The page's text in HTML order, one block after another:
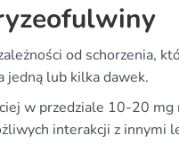
od schorzenia,
jedną lub kilka dawek.
w przedziale 10-20 mg
interakcji z innymi